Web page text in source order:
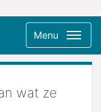
Menu
wat ze